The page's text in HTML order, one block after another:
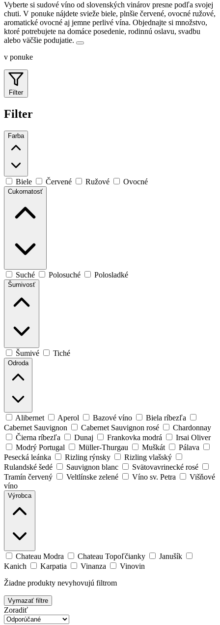
Vyberte si sudové víno od slovenských vinárov presne podľa svojej
chuti. V ponuke nájdete svieže biele, plnšie červené, ovocné ružové,
aromatické ovocné aj jemne perlivé vína. Objednajte si množstvo,
ktoré potrebujete na domáce posedenie, rodinnú oslavu, svadbu
alebo väčšie podujatie.
v ponuke
Filter
Filter
Farba
Biele Červené Ružové Ovocné
Cukornatosť
Suché Polosuché Polosladké
Šumivosť
Šumivé Tiché
Odroda
Alibernet Aperol Bazové víno
Biela ríbezľa
Cabernet Sauvignon
Cabernet Sauvignon rosé
Chardonnay
Čierna ríbezľa
Dunaj Frankovka modrá
Irsai Oliver
Modrý Portugal
Müller-Thurgau Muškát
Pálava
Pesecká leánka
Rizling rýnsky
Rizling vlašský
Rulandské šedé
Sauvignon blanc
Svätovavrinecké rosé
Tramín červený
Veltlínske zelené Víno sv. Petra
Višňové
víno
Výrobca
Chateau Modra Chateau Topoľčianky
Janušík
Kanich
Karpatia Vinanza
Vinovin
Žiadne produkty nevyhovujú filtrom
Vymazať filtre
Zoradiť